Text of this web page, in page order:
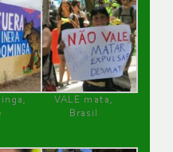
VALE mata,
Brasil